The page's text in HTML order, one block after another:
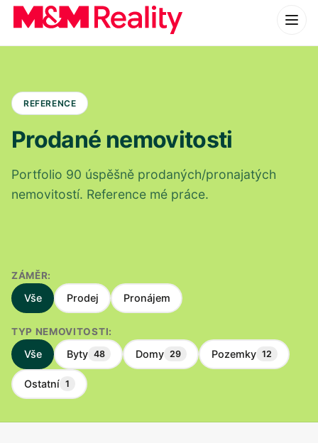
REFERENCE
Prodané nemovitosti
Portfolio 90 úspěšně prodaných/pronajatých
nemovitostí. Reference mé práce.
ZÁMĚR:
Vše Prodej Pronájem
TYP NEMOVITOSTI:
Vše Byty 48 Domy 29 Pozemky 12
Ostatní 1